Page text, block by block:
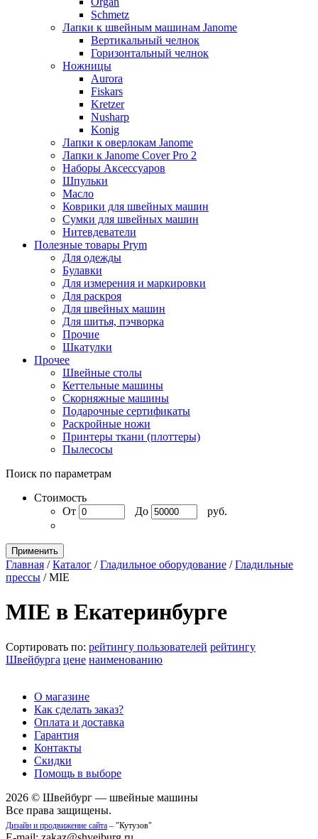
Schmetz
Лапки к швейным машинам Janome
Вертикальный челнок
Горизонтальный челнок
Ножницы
Aurora
Fiskars
Kretzer
Nusharp
Konig
Лапки к оверлокам Janome
Лапки к Janome Cover Pro 2
Наборы Аксессуаров
Шпульки
Масло
Коврики для швейных машин
Сумки для швейных машин
Нитевдеватели
Полезные товары Prym
Для одежды
Булавки
Для измерения и маркировки
Для раскроя
Для швейных машин
Для шитья, пэчворка
Прочие
Шкатулки
Прочее
Швейные столы
Кеттельные машины
Скорняжные машины
Подарочные сертификаты
Раскройные ножи
Принтеры ткани (плоттеры)
Пылесосы
Поиск по параметрам
Стоимость
От
До руб.
Применить
Главная /Каталог /Гладильное оборудование /Гладильные
прессы /MIE
MIE в Екатеринбурге
Сортировать по: рейтингу пользователей рейтингу
Швейбурга цене наименованию
О магазине
Как сделать заказ?
Оплата и доставка
Гарантия
Контакты
Скидки
Помощь в выборе
2026 © Швейбург — швейные машины
Все права защищены.
Дизайн и продвижение сайта – "Кутузов"